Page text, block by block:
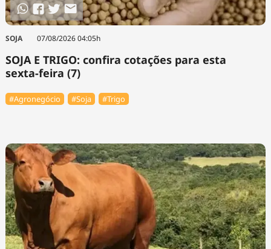
SOJA 07/08/2026 04:05h
SOJA E TRIGO: confira cotações para esta
sexta-feira (7)
#Agronegócio #Soja #Trigo